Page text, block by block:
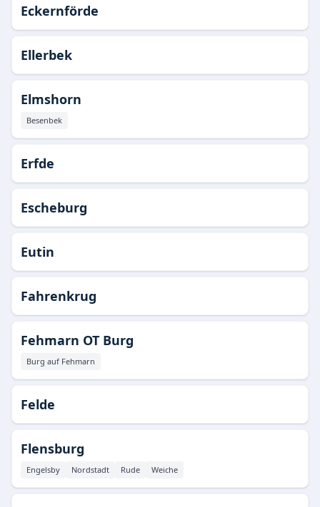
Eckernförde
Ellerbek
Elmshorn
Besenbek
Erfde
Escheburg
Eutin
Fahrenkrug
Fehmarn OT Burg
Burg auf Fehmarn
Felde
Flensburg
Engelsby Nordstadt Rude Weiche